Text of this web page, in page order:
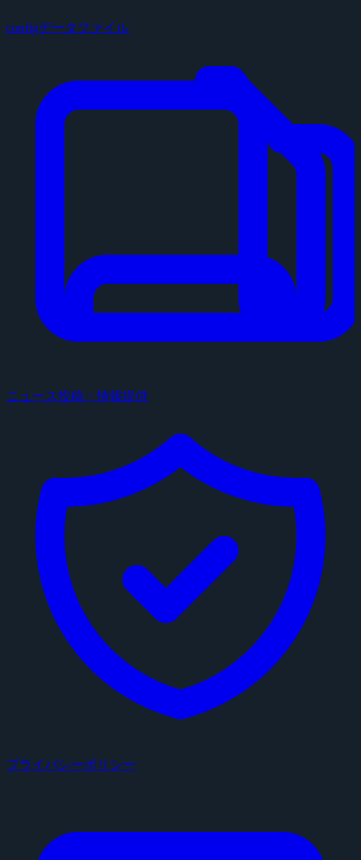
configデータファイル
ニュース投稿・情報提供
プライバシーポリシー